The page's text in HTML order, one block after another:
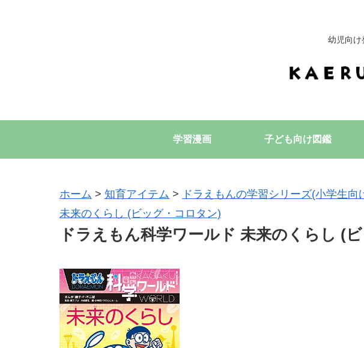
幼児向け
学習漫画 子ども向け図鑑
ホーム > 知育アイテム > ドラえもんの学習シリーズ(小学生向
未来のくらし (ビッグ・コロタン)
ドラえもん科学ワールド 未来のくらし (